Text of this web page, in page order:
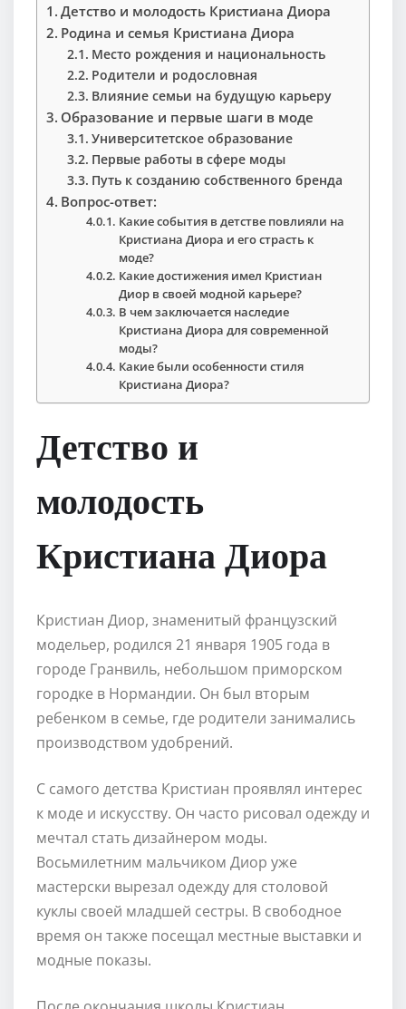
Детство и молодость Кристиана Диора
Родина и семья Кристиана Диора
Место рождения и национальность
Родители и родословная
Влияние семьи на будущую карьеру
Образование и первые шаги в моде
Университетское образование
Первые работы в сфере моды
Путь к созданию собственного бренда
Вопрос-ответ:
Какие события в детстве повлияли на
Кристиана Диора и его страсть к
моде?
Какие достижения имел Кристиан
Диор в своей модной карьере?
В чем заключается наследие
Кристиана Диора для современной
моды?
Какие были особенности стиля
Кристиана Диора?
Детство и
молодость
Кристиана Диора
Кристиан Диор, знаменитый французский
модельер, родился 21 января 1905 года в
городе Гранвиль, небольшом приморском
городке в Нормандии. Он был вторым
ребенком в семье, где родители занимались
производством удобрений.
С самого детства Кристиан проявлял интерес
к моде и искусству. Он часто рисовал одежду и
мечтал стать дизайнером моды.
Восьмилетним мальчиком Диор уже
мастерски вырезал одежду для столовой
куклы своей младшей сестры. В свободное
время он также посещал местные выставки и
модные показы.